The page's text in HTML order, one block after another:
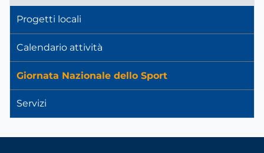
Progetti locali
Calendario attività
Giornata Nazionale dello Sport
Servizi